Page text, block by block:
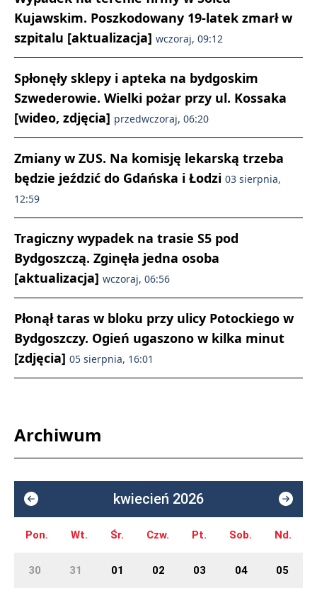
Kujawskim. Poszkodowany 19-latek zmarł w
szpitalu [aktualizacja] wczoraj, 09:12
Spłonęły sklepy i apteka na bydgoskim
Szwederowie. Wielki pożar przy ul. Kossaka
[wideo, zdjęcia] przedwczoraj, 06:20
Zmiany w ZUS. Na komisję lekarską trzeba
będzie jeździć do Gdańska i Łodzi 03 sierpnia,
12:59
Tragiczny wypadek na trasie S5 pod
Bydgoszczą. Zginęła jedna osoba
[aktualizacja] wczoraj, 06:56
Płonął taras w bloku przy ulicy Potockiego w
Bydgoszczy. Ogień ugaszono w kilka minut
[zdjęcia] 05 sierpnia, 16:01
Archiwum
kwiecień 2026
Pon. Wt. Śr. Czw. Pt. Sob. Nd.
30 31 01 02 03 04 05